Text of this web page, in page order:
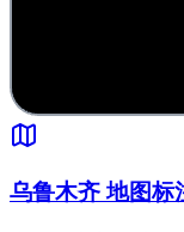
乌鲁木齐 地图标